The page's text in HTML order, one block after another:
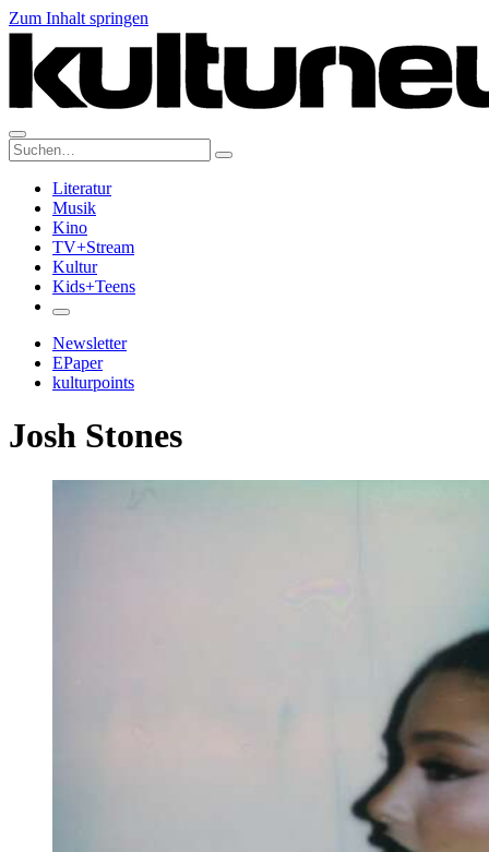
Zum Inhalt springen
Suche:
Literatur
Musik
Kino
TV+Stream
Kultur
Kids+Teens
Newsletter
EPaper
kulturpoints
Josh Stones